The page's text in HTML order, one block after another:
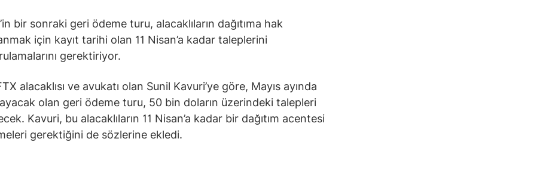
bir sonraki geri ödeme turu, alacaklıların dağıtıma hak
için kayıt tarihi olan 11 Nisan’a kadar taleplerini
gerektiriyor.
alacaklısı ve avukatı olan Sunil Kavuri’ye göre, Mayıs ayında
olan geri ödeme turu, 50 bin doların üzerindeki talepleri
Kavuri, bu alacaklıların 11 Nisan’a kadar bir dağıtım acentesi
gerektiğini de sözlerine ekledi.